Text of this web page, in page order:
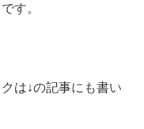
す。
は↓の記事にも書い